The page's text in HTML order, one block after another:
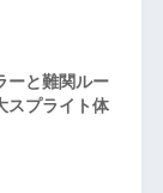
ーと難関ルー
スプライト体